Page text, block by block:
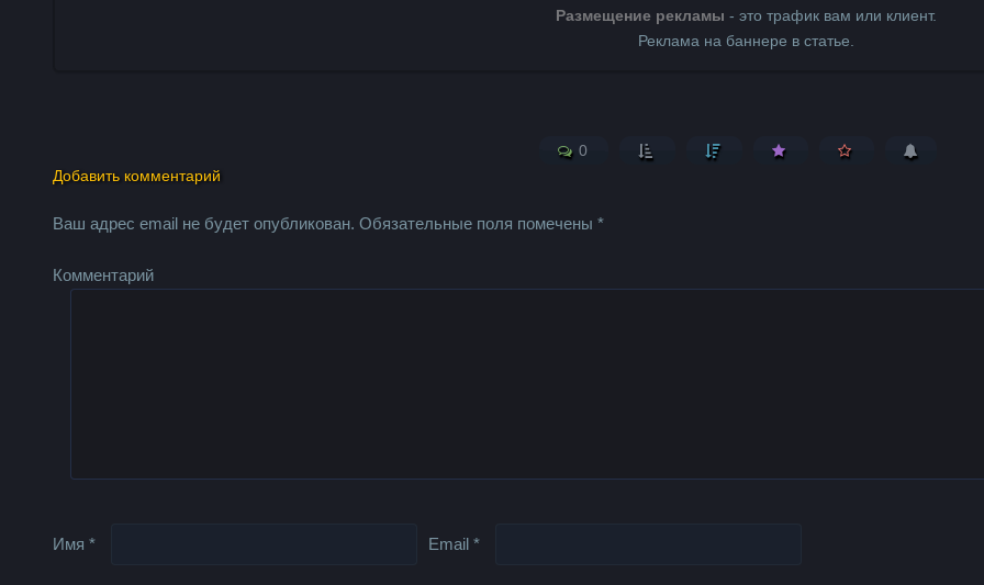
Размещение рекламы - это трафик вам или клиент.
Реклама на баннере в статье.
0
Добавить комментарий
Ваш адрес email не будет опубликован. Обязательные поля помечены*
Комментарий
Имя* Email*